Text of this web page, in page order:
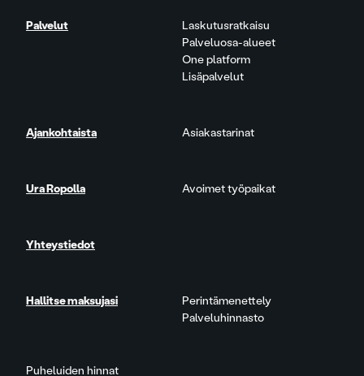
Puheluiden hinnat
Palvelut
Laskutusratkaisu
Palveluosa-alueet
One platform
Lisäpalvelut
Ajankohtaista Asiakastarinat
Ura Ropolla Avoimet työpaikat
Yhteystiedot
Hallitse maksujasi
Perintämenettely
Palveluhinnasto